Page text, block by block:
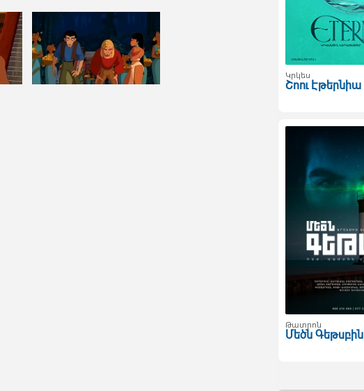
Կրկես
Շոու Էթերնիա
Թատրոն
Մեծն Գեթսբին